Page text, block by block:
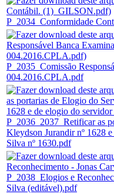
P_2034_Conformidade
P_2035_Comissão
004.2016.CPLA.pdf
P_2036_2037_Retificar as
Kleydson Jurandir nº 1628
Silva nº 1630.pdf
P_2038_Elogios e
Silva (editável).pdf